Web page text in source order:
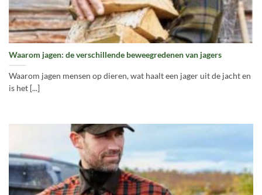
Waarom jagen: de verschillende beweegredenen van jagers
Waarom jagen mensen op dieren, wat haalt een jager uit de jacht en
is het [...]